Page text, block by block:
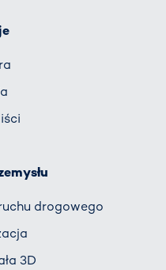
drogowego
3D